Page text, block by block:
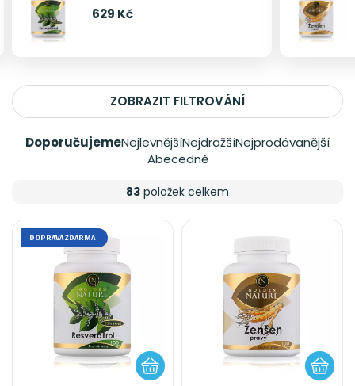
629 Kč
ZOBRAZIT FILTROVÁNÍ
DoporučujemeNejlevnějšíNejdražšíNejprodávanější
Abecedně
83 položek celkem
DOPRAVA ZDARMA